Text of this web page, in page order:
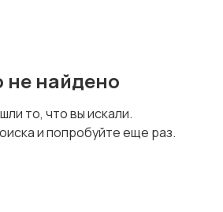
не найдено
то, что вы искали.
и попробуйте еще раз.